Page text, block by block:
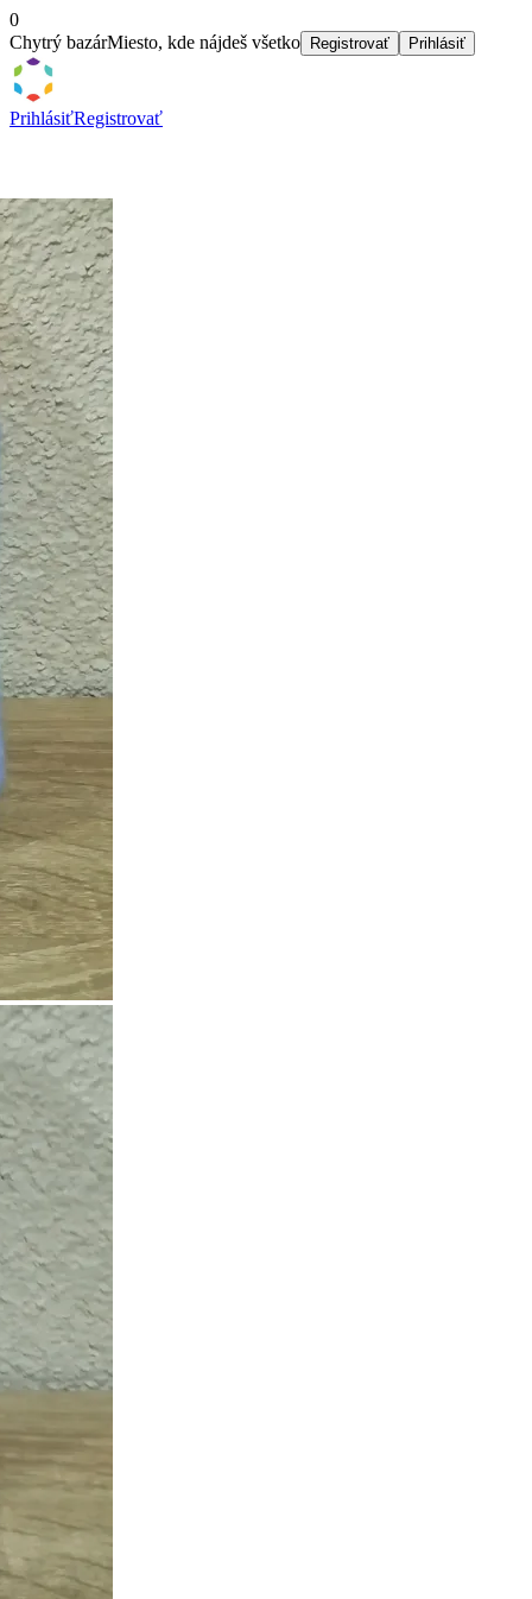
0
Chytrý bazárMiesto, kde nájdeš všetko Registrovať Prihlásiť
PrihlásiťRegistrovať